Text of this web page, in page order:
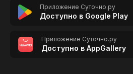
Приложение Суточно.ру
Доступно в Google Play
Приложение Суточно.ру
Доступно в AppGallery